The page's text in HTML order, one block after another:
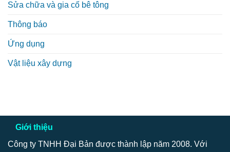
Sửa chữa và gia cố bê tông
Thông báo
Ứng dụng
Vật liệu xây dựng
Giới thiệu
Công ty TNHH Đại Bản được thành lập năm 2008. Với